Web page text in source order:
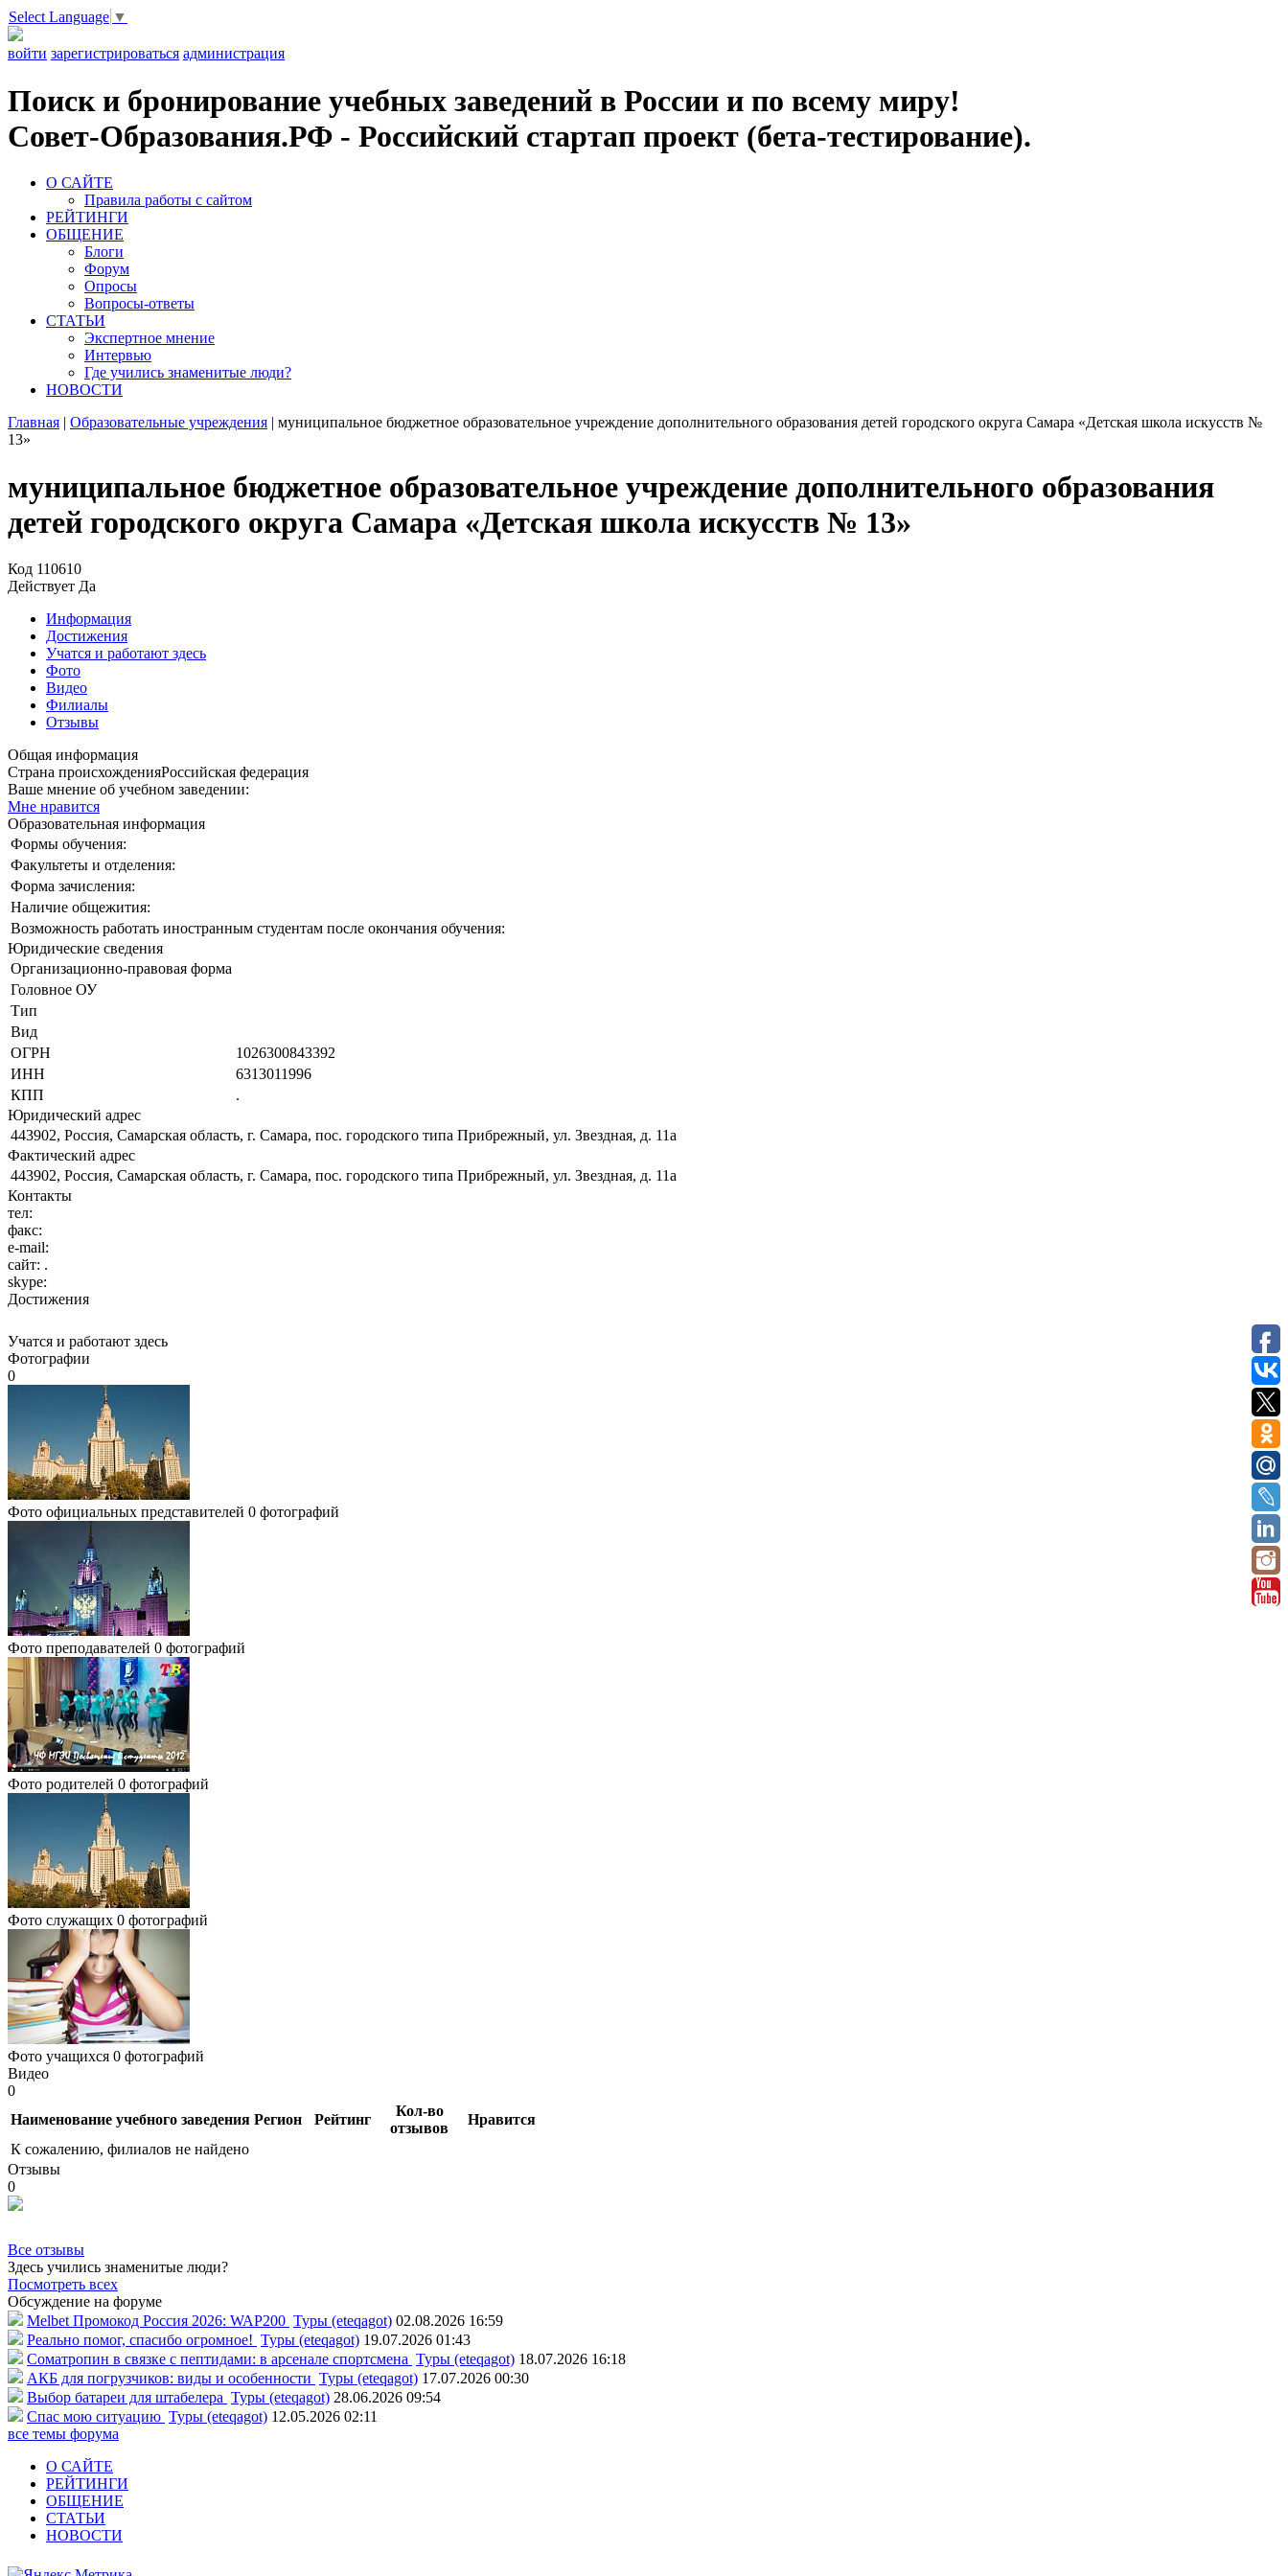
Select Language ▼
войти зарегистрироваться администрация
Поиск и бронирование учебных заведений в России и по всему миру!
Совет-Образования.РФ - Российский стартап проект (бета-тестирование).
О САЙТЕ
Правила работы с сайтом
РЕЙТИНГИ
ОБЩЕНИЕ
Блоги
Форум
Опросы
Вопросы-ответы
СТАТЬИ
Экспертное мнение
Интервью
Где учились знаменитые люди?
НОВОСТИ
Главная | Образовательные учреждения | муниципальное бюджетное образовательное учреждение дополнительного образования детей городского округа Самара «Детская школа искусств №
13»
муниципальное бюджетное образовательное учреждение дополнительного образования
детей городского округа Самара «Детская школа искусств № 13»
Код 110610
Действует Да
Информация
Достижения
Учатся и работают здесь
Фото
Видео
Филиалы
Отзывы
Общая информация
Страна происхожденияРоссийская федерация
Ваше мнение об учебном заведении:
Мне нравится
Образовательная информация
Формы обучения:
Факультеты и отделения:
Форма зачисления:
Наличие общежития:
Возможность работать иностранным студентам после окончания обучения:
Юридические сведения
Организационно-правовая форма
Головное ОУ
Тип
Вид
ОГРН
1026300843392
ИНН
6313011996
КПП
.
Юридический адрес
443902, Россия, Самарская область, г. Самара, пос. городского типа Прибрежный, ул. Звездная, д. 11а
Фактический адрес
443902, Россия, Самарская область, г. Самара, пос. городского типа Прибрежный, ул. Звездная, д. 11а
Контакты
тел:
факс:
e-mail:
сайт: .
skype:
Достижения
Учатся и работают здесь
Фотографии
0
Фото официальных представителей 0 фотографий
Фото преподавателей 0 фотографий
Фото родителей 0 фотографий
Фото служащих 0 фотографий
Фото учащихся 0 фотографий
Видео
0
Наименование учебного заведения Регион Рейтинг
Кол-во
отзывов
Нравится
К сожалению, филиалов не найдено
Отзывы
0
Все отзывы
Здесь учились знаменитые люди?
Посмотреть всех
Обсуждение на форуме
Melbet Промокод Россия 2026: WAP200 Туры (eteqagot) 02.08.2026 16:59
Реально помог, спасибо огромное! Туры (eteqagot) 19.07.2026 01:43
Соматропин в связке с пептидами: в арсенале спортсмена Туры (eteqagot) 18.07.2026 16:18
АКБ для погрузчиков: виды и особенности Туры (eteqagot) 17.07.2026 00:30
Выбор батареи для штабелера Туры (eteqagot) 28.06.2026 09:54
Спас мою ситуацию Туры (eteqagot) 12.05.2026 02:11
все темы форума
О САЙТЕ
РЕЙТИНГИ
ОБЩЕНИЕ
СТАТЬИ
НОВОСТИ